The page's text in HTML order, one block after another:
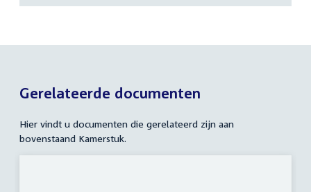
Gerelateerde documenten
Hier vindt u documenten die gerelateerd zijn aan
bovenstaand Kamerstuk.